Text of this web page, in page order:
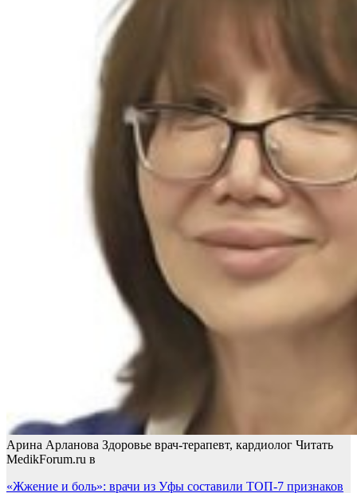
Арина Арланова Здоровье врач-терапевт, кардиолог Читать
MedikForum.ru в
Навигация
«Жжение и боль»: врачи из Уфы составили ТОП-7 признаков